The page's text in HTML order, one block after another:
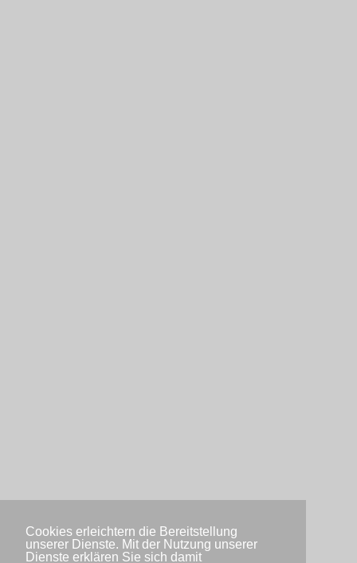
Cookies erleichtern die Bereitstellung
unserer Dienste. Mit der Nutzung unserer
Dienste erklären Sie sich damit